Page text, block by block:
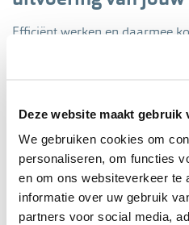
Deze website maakt gebruik
We gebruiken cookies om
personaliseren, om functies
en om ons websiteverkeer te
informatie over uw gebruik
partners voor social media,
Efficiënt werken en daarmee
project. Dan is goed
kunnen we meten, zowel op
Hiervoor heeft onze
multibeam peilboot, een
De geregistreerde data
terreinmodellen die de basis